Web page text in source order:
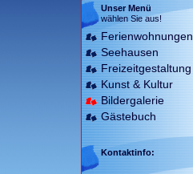
Unser Menü
wählen Sie aus!
Ferienwohnungen
Seehausen
Freizeitgestaltung
Kunst & Kultur
Bildergalerie
Gästebuch
Kontaktinfo: